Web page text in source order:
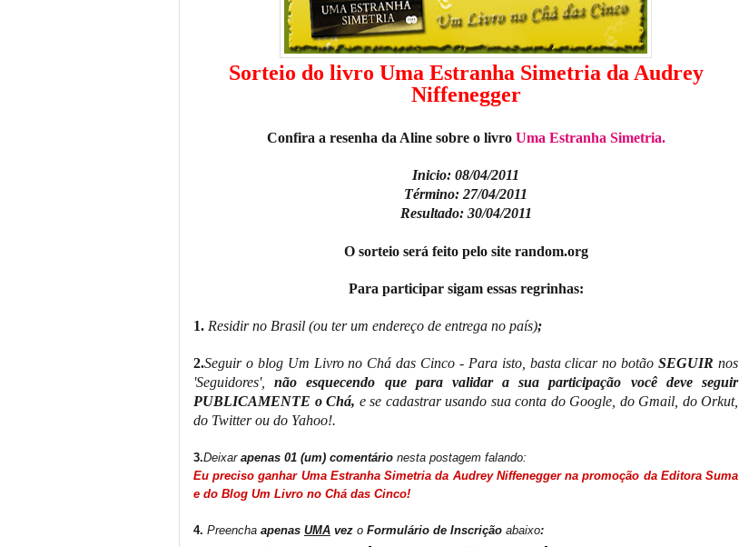
Sorteio do livro Uma Estranha Simetria da Audrey
Niffenegger
Confira a resenha da Aline sobre o livro Uma Estranha Simetria.
Inicio: 08/04/2011
Término: 27/04/2011
Resultado: 30/04/2011
O sorteio será feito pelo site random.org
Para participar sigam essas regrinhas:
1. Residir no Brasil (ou ter um endereço de entrega no país);
2.Seguir o blog Um Livro no Chá das Cinco - Para isto, basta clicar no botãoSEGUIR nos
'Seguidores',
não esquecendo que para validar a sua participação você deve seguir
PUBLICAMENTE o Chá, e se cadastrar usando sua conta do Google, do Gmail, do Orkut,
do Twitter ou do Yahoo!.
3.Deixar apenas 01 (um) comentário nesta postagem falando:
Eu preciso ganhar Uma Estranha Simetria da Audrey Niffenegger na promoção da Editora Suma
e do Blog Um Livro no Chá das Cinco!
4. Preencha apenas UMA vez o Formulário de Inscrição abaixo: